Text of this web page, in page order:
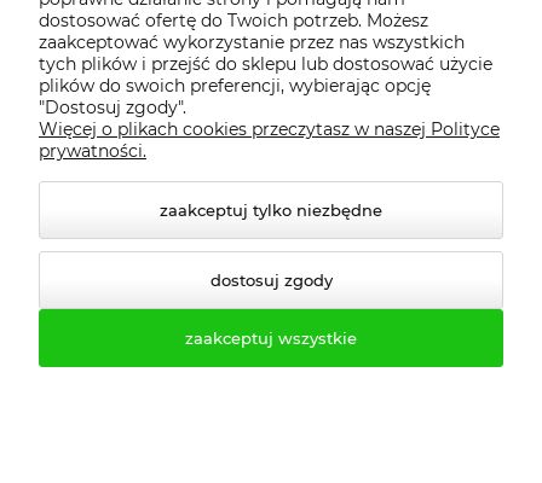
Biuro obsługi klienta:
biuro@profesmeb.pl
handlowy@profesmeb.pl
Tel.kom. 503-513-333
Tel.kom. 503-513-550
Tel.kom. 500-484-240
Tel.kom. 516-463-483
dostosować ofertę do Twoich potrzeb. Możesz
zaakceptować wykorzystanie przez nas wszystkich
tych plików i przejść do sklepu lub dostosować użycie
plików do swoich preferencji, wybierając opcję
"Dostosuj zgody".
Więcej o plikach cookies przeczytasz w naszej Polityce
prywatności.
zaakceptuj tylko niezbędne
dostosuj zgody
zaakceptuj wszystkie